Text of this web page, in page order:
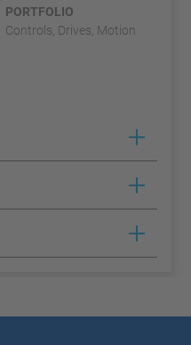
PORTFOLIO
Controls, Drives, Motion